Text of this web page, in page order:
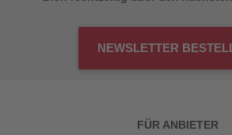
NEWSLETTER
FÜR ANBIETER